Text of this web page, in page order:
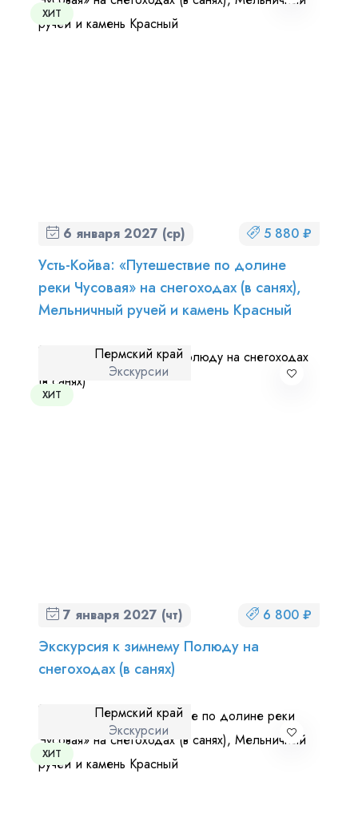
ХИТ
6 января 2027 (ср) 5 880 ₽
Усть-Койва: «Путешествие по долине
реки Чусовая» на снегоходах (в санях),
Мельничный ручей и камень Красный
ХИТ
Пермский край
Экскурсии
7 января 2027 (чт) 6 800 ₽
Экскурсия к зимнему Полюду на
снегоходах (в санях)
ХИТ
Пермский край
Экскурсии